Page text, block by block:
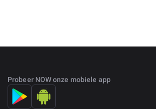
Probeer NOW onze mobiele app